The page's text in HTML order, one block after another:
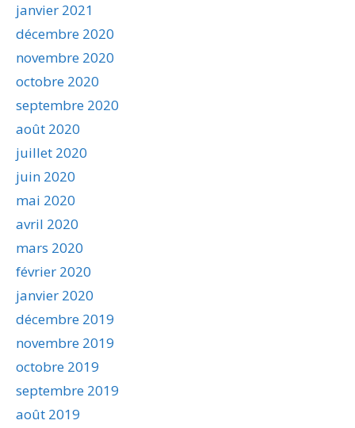
janvier 2021
décembre 2020
novembre 2020
octobre 2020
septembre 2020
août 2020
juillet 2020
juin 2020
mai 2020
avril 2020
mars 2020
février 2020
janvier 2020
décembre 2019
novembre 2019
octobre 2019
septembre 2019
août 2019